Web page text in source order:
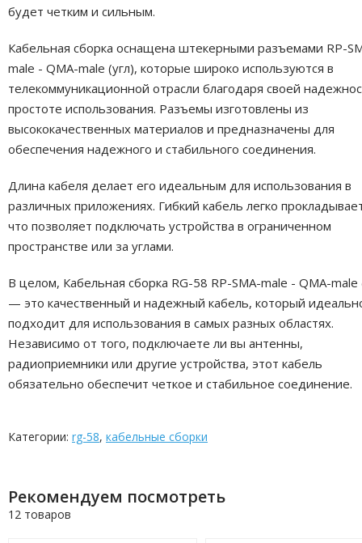
будет четким и сильным.
Кабельная сборка оснащена штекерными разъемами RP-
male - QMA-male (угл), которые широко используются в
телекоммуникационной отрасли благодаря своей
простоте использования. Разъемы изготовлены из
высококачественных материалов и предназначены для
обеспечения надежного и стабильного соединения.
Длина кабеля делает его идеальным для использования в
различных приложениях. Гибкий кабель легко
что позволяет подключать устройства в ограниченном
пространстве или за углами.
В целом, Кабельная сборка RG-58 RP-SMA-male - QMA-male
— это качественный и надежный кабель, который
подходит для использования в самых разных областях.
Независимо от того, подключаете ли вы антенны,
радиоприемники или другие устройства, этот кабель
обязательно обеспечит четкое и стабильное соединение.
Категории: rg-58, кабельные сборки
Рекомендуем посмотреть
12 товаров